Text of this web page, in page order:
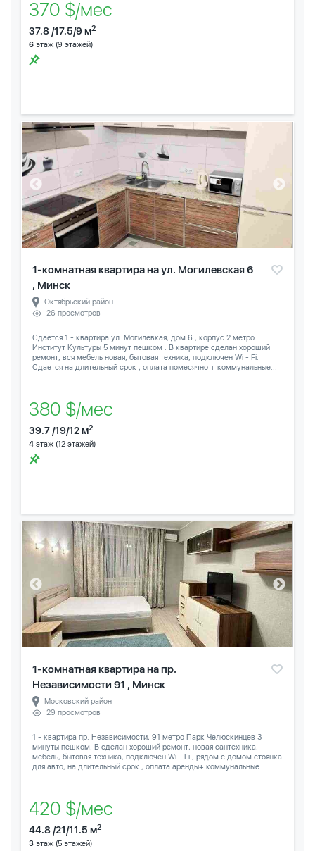
370 $/мес
37.8 /17.5/9 м2
6 этаж (9 этажей)
1-комнатная квартира на ул. Могилевская 6
, Минск
Октябрьский район
26 просмотров
Сдается 1 - квартира ул. Могилевкая, дом 6 , корпус 2 метро
Институт Культуры 5 минут пешком . В квартире сделан хороший
ремонт, вся мебель новая, бытовая техника, подключен Wi - Fi.
Сдается на длительный срок , оплата помесячно + коммунальные...
380 $/мес
39.7 /19/12 м2
4 этаж (12 этажей)
1-комнатная квартира на пр.
Независимости 91 , Минск
Московский район
29 просмотров
1 - квартира пр. Независимости, 91 метро Парк Челюскинцев 3
минуты пешком. В сделан хороший ремонт, новая сантехника,
мебель, бытовая техника, подключен Wi - Fi , рядом с домом стоянка
для авто, на длительный срок , оплата аренды+ коммунальные...
420 $/мес
44.8 /21/11.5 м2
3 этаж (5 этажей)